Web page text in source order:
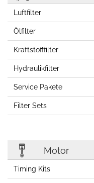
Luftfilter
Ölfilter
Kraftstofffilter
Hydraulikfilter
Service Pakete
Filter Sets
Motor
Timing Kits